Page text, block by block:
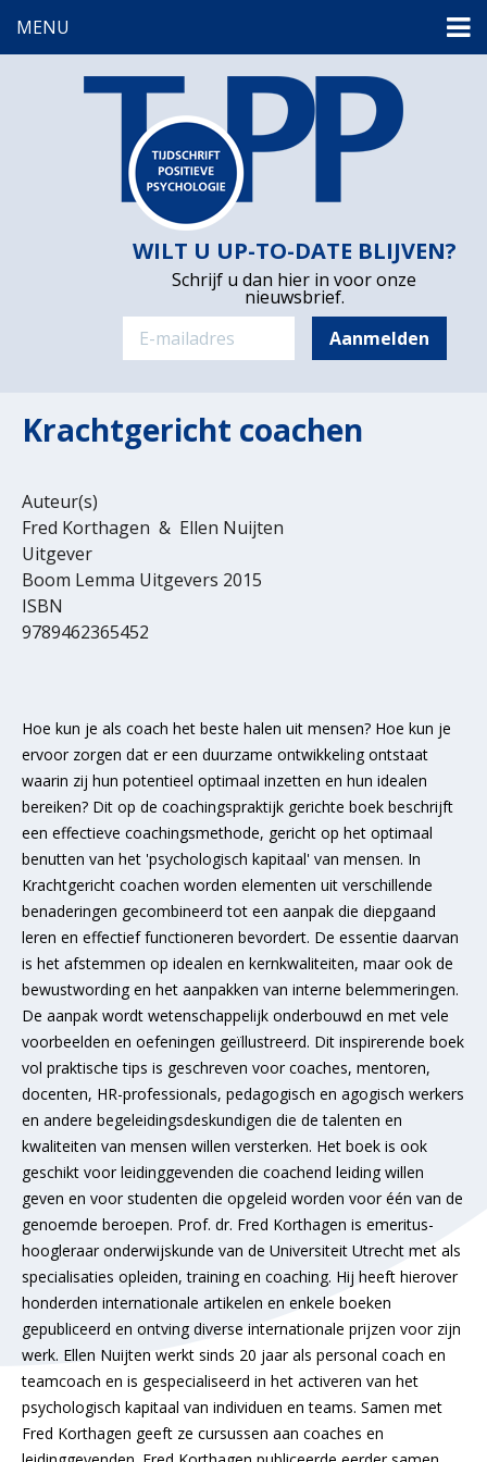
MENU
WILT U UP-TO-DATE BLIJVEN?
Schrijf u dan hier in voor onze
nieuwsbrief.
Krachtgericht coachen
Auteur(s)
Fred Korthagen & Ellen Nuijten
Uitgever
Boom Lemma Uitgevers 2015
ISBN
9789462365452
Hoe kun je als coach het beste halen uit mensen? Hoe kun je
ervoor zorgen dat er een duurzame ontwikkeling ontstaat
waarin zij hun potentieel optimaal inzetten en hun idealen
bereiken? Dit op de coachingspraktijk gerichte boek beschrijft
een effectieve coachingsmethode, gericht op het optimaal
benutten van het 'psychologisch kapitaal' van mensen. In
Krachtgericht coachen worden elementen uit verschillende
benaderingen gecombineerd tot een aanpak die diepgaand
leren en effectief functioneren bevordert. De essentie daarvan
is het afstemmen op idealen en kernkwaliteiten, maar ook de
bewustwording en het aanpakken van interne belemmeringen.
De aanpak wordt wetenschappelijk onderbouwd en met vele
voorbeelden en oefeningen geïllustreerd. Dit inspirerende boek
vol praktische tips is geschreven voor coaches, mentoren,
docenten, HR-professionals, pedagogisch en agogisch werkers
en andere begeleidingsdeskundigen die de talenten en
kwaliteiten van mensen willen versterken. Het boek is ook
geschikt voor leidinggevenden die coachend leiding willen
geven en voor studenten die opgeleid worden voor één van de
genoemde beroepen. Prof. dr. Fred Korthagen is emeritus-
hoogleraar onderwijskunde van de Universiteit Utrecht met als
specialisaties opleiden, training en coaching. Hij heeft hierover
honderden internationale artikelen en enkele boeken
gepubliceerd en ontving diverse internationale prijzen voor zijn
werk. Ellen Nuijten werkt sinds 20 jaar als personal coach en
teamcoach en is gespecialiseerd in het activeren van het
psychologisch kapitaal van individuen en teams. Samen met
Fred Korthagen geeft ze cursussen aan coaches en